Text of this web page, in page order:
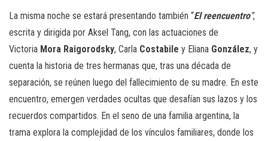
La misma noche se estará presentando también “El reencuentro”,
escrita y dirigida por Aksel Tang, con las actuaciones de
Victoria Mora Raigorodsky, Carla Costabile y Eliana González, y
cuenta la historia de tres hermanas que, tras una década de
separación, se reúnen luego del fallecimiento de su madre. En este
encuentro, emergen verdades ocultas que desafían sus lazos y los
recuerdos compartidos. En el seno de una familia argentina, la
trama explora la complejidad de los vínculos familiares, donde los